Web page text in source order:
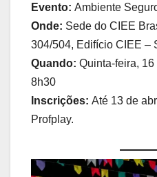
Evento: Ambiente
Onde: Sede do CIEE
304/504, Edifício CIEE –
Quando: Quinta-feira,
8h30
Inscrições: Até 13 de
Profplay.